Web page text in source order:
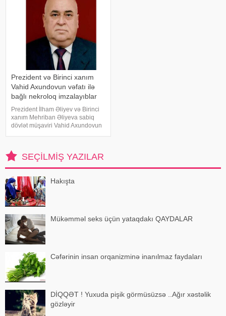
Prezident və Birinci xanım
Vahid Axundovun vəfatı ilə
bağlı nekroloq imzalayıblar
Prezident İlham Əliyev və Birinci
xanım Mehriban Əliyeva sabiq
dövlət müşaviri Vahid Axundovun
"Azərbaycan ictimaiyyətinə ağır
itki üz vermişdir
SEÇILMIŞ YAZILAR
Hakışta
Mükəmməl seks üçün yataqdakı QAYDALAR
Cəfərinin insan orqanizminə inanılmaz faydaları
DİQQƏT ! Yuxuda pişik görmüsüzsə ..Ağır xəstəlik
gözləyir